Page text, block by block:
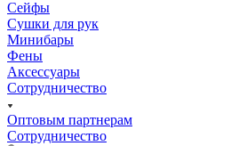
Сейфы
Сушки для рук
Минибары
Фены
Аксессуары
Сотрудничество
Оптовым партнерам
Сотрудничество